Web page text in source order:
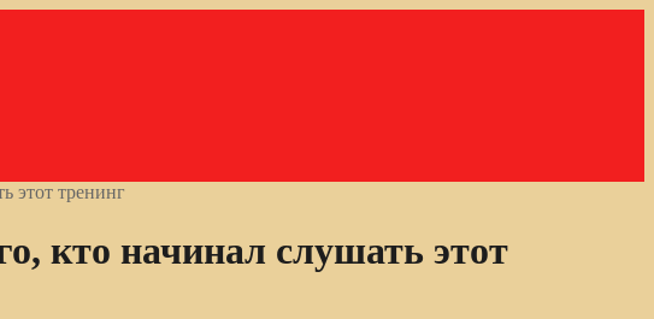
этот тренинг
кто начинал слушать этот